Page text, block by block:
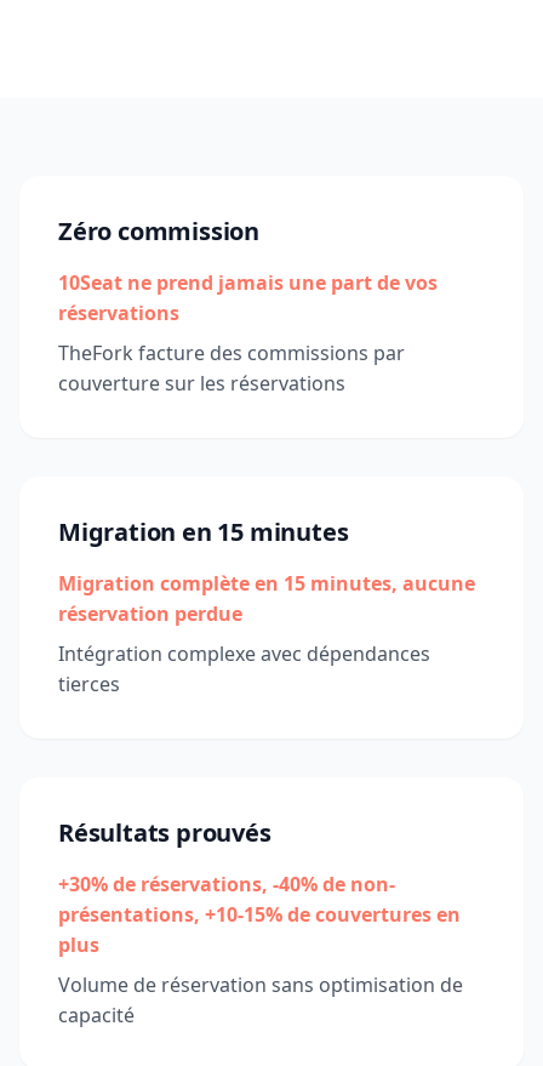
Zéro commission
10Seat ne prend jamais une part de vos
réservations
TheFork facture des commissions par
couverture sur les réservations
Migration en 15 minutes
Migration complète en 15 minutes, aucune
réservation perdue
Intégration complexe avec dépendances
tierces
Résultats prouvés
+30% de réservations, -40% de non-
présentations, +10-15% de couvertures en
plus
Volume de réservation sans optimisation de
capacité